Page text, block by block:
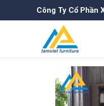
Công Ty Cổ Phần